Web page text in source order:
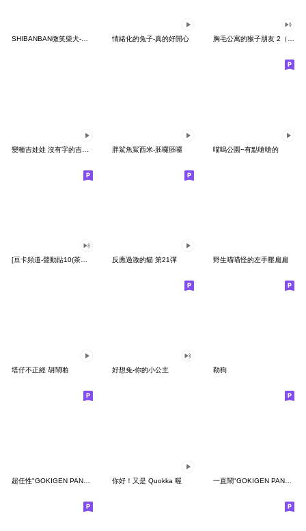
SHIBANBAN微笑柴犬-廢柴寶寶日常 情緒化的兔子-真的好開心 胸毛公寓的猴子朋友 2（有聲動態）
胖鯊魚鯊西米-胚囉胚囉 喵嗚公園−有點嗆嗆的
反應過激的貓 第21彈 野生喵喵怪的左手壓扁扁
塔仔不正經 胡鬧啪 好想兔-你的小公主 勒狗
你好！又是 Quokka 喔 一直鬧"GOKIGEN PANDA" 台灣版